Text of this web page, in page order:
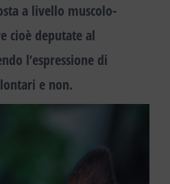
a livello muscolo-
cioè deputate al
l’espressione di
e non.